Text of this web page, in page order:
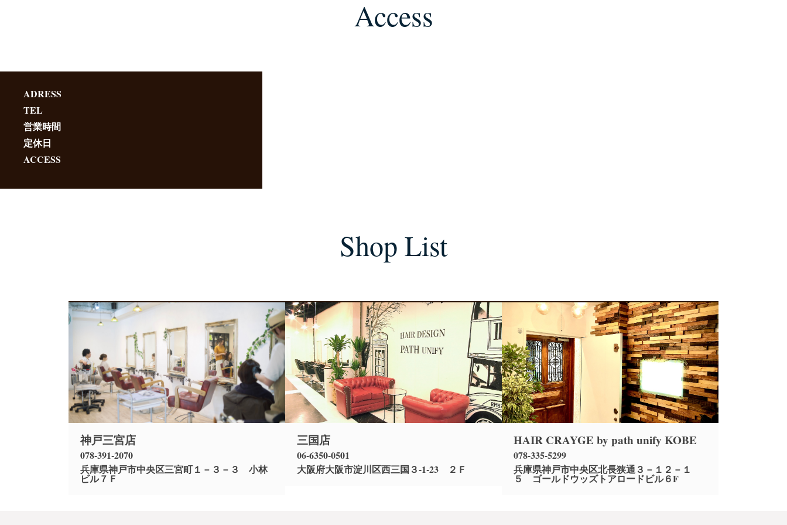
Access
ADRESS
TEL
営業時間
定休日
ACCESS
Shop List
神戸三宮店
078-391-2070
兵庫県神戸市中央区三宮町１－３－３ 小林
ビル７Ｆ
三国店
06-6350-0501
大阪府大阪市淀川区西三国３-1-23 ２Ｆ
HAIR CRAYGE by path unify KOBE
078-335-5299
兵庫県神戸市中央区北長狭通３－１２－１
５ ゴールドウッズトアロードビル６F